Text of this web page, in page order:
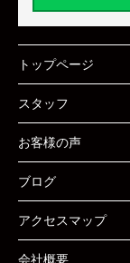
トップページ
スタッフ
お客様の声
ブログ
アクセスマップ
会社概要